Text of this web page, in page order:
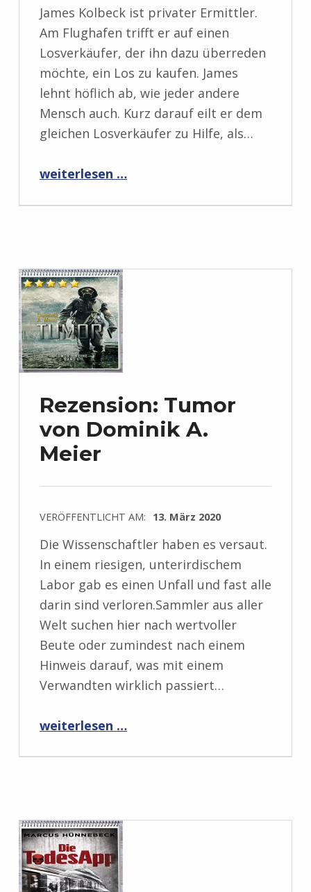
James Kolbeck ist privater Ermittler.
Am Flughafen trifft er auf einen
Losverkäufer, der ihn dazu überreden
möchte, ein Los zu kaufen. James
lehnt höflich ab, wie jeder andere
Mensch auch. Kurz darauf eilt er dem
gleichen Losverkäufer zu Hilfe, als…
“Rezension: Tödliche Gefahr von Hendrik Klein”
weiterlesen …
Rezension: Tumor
von Dominik A.
Meier
VERÖFFENTLICHT AM: 13. März 2020
Die Wissenschaftler haben es versaut.
In einem riesigen, unterirdischem
Labor gab es einen Unfall und fast alle
darin sind verloren.Sammler aus aller
Welt suchen hier nach wertvoller
Beute oder zumindest nach einem
Hinweis darauf, was mit einem
Verwandten wirklich passiert…
“Rezension: Tumor von Dominik A. Meier”
weiterlesen …